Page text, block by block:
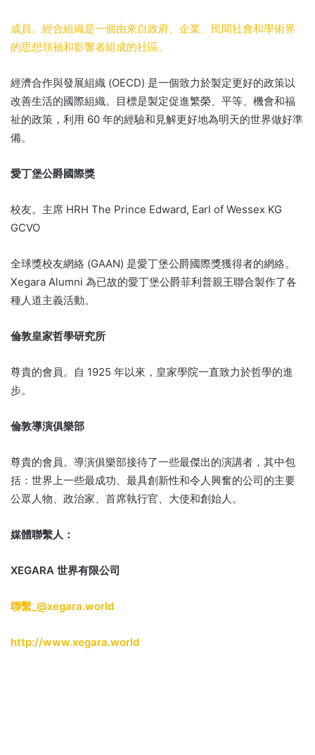
成員。 經合組織是一個由來自政府、企業、民間社會和學術界
的思想領袖和影響者組成的社區。
經濟合作與發展組織 (OECD) 是一個致力於製定更好的政策以
改善生活的國際組織。
目標是製定促進繁榮、平等、機會和福
祉的政策，利用 60 年的經驗和見解更好地為明天的世界做好準
備。
愛丁堡公爵國際獎
校友。 主席 HRH The Prince Edward, Earl of Wessex KG
GCVO
全球獎校友網絡 (GAAN) 是愛丁堡公爵國際獎獲得者的網絡。
Xegara Alumni 為已故的愛丁堡公爵菲利普親王聯合製作了各
種人道主義活動。
倫敦皇家哲學研究所
尊貴的會員。
自 1925 年以來，皇家學院一直致力於哲學的進
步。
倫敦導演俱樂部
尊貴的會員。 導演俱樂部接待了一些最傑出的演講者，其中包
括： 世界上一些最成功、最具創新性和令人興奮的公司的主要
公眾人物、政治家、首席執行官、大使和創始人。
媒體聯繫人：
XEGARA 世界有限公司
聯繫 _@xegara.world
http://www.xegara.world